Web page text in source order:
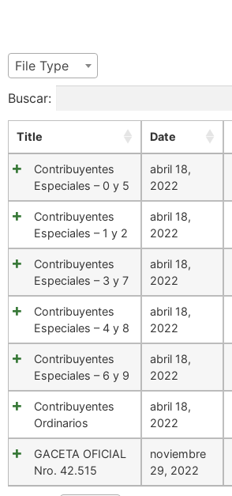
File Type
Buscar:
Title Date
Contribuyentes
Especiales – 0 y 5
abril 18,
2022
Contribuyentes
Especiales – 1 y 2
abril 18,
2022
Contribuyentes
Especiales – 3 y 7
abril 18,
2022
Contribuyentes
Especiales – 4 y 8
abril 18,
2022
Contribuyentes
Especiales – 6 y 9
abril 18,
2022
Contribuyentes
Ordinarios
abril 18,
2022
GACETA OFICIAL
Nro. 42.515
noviembre
29, 2022